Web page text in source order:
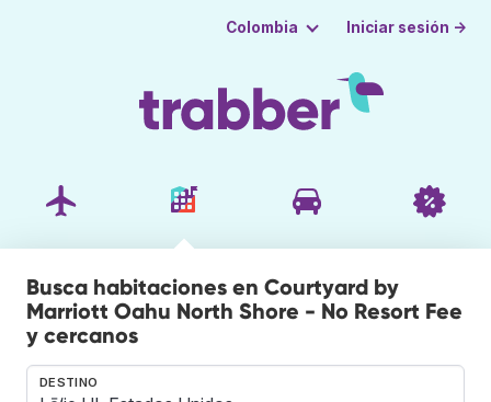
Colombia Iniciar sesión →
Busca habitaciones en Courtyard by
Marriott Oahu North Shore - No Resort Fee
y cercanos
DESTINO